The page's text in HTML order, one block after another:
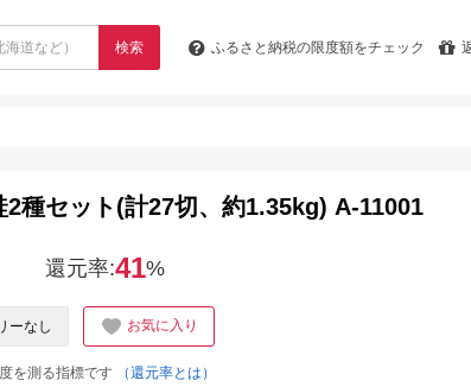
検索 ふるさと納税の限度額をチェック
2種セット(計27切、約1.35kg) A-11001
還元率:41%
ーなし お気に入り
を測る指標です
（還元率とは）